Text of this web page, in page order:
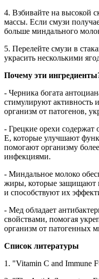
4. Взбивайте на высокой
массы. Если смузи
больше миндального
5. Перелейте смузи в
украсить несколькими
Почему эти
- Черника богата
стимулируют
организм от патогенов,
- Грецкие орехи
E, которые улучшают
помогают организму
инфекциями.
- Миндальное молоко
жиры, которые защищают
и способствуют их
- Мед обладает
свойствами, помогая
организм от патогенных
Список литературы
1. "Vitamin C and Immune